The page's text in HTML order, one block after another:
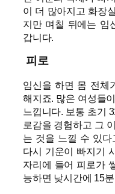
이 더 많아지고 화장
지만 며칠 뒤에는 임
갑니다.
피로
임신을 하면 몸 전체
해지죠. 많은 여성들
느낍니다. 보통 초기
로감을 경험하고 그
는 것을 느낄 수 있
다시 기운이 빠지기
자리에 들어 피로가
능하면 낮시간에 15